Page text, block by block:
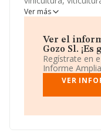
compraventa,
licores de todas
alguna de las
aparece inscrita
Limitada. Tiene
realiza actividad
La dirección de
encuentra en
Ver más
Ver el
Gozo Sl. ¡Es
Regístrate en
Informe
VER